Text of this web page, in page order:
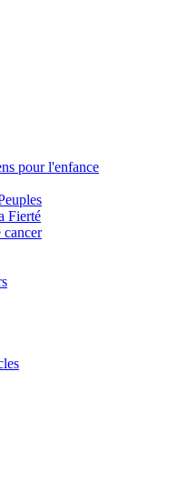
pour l'enfance
Fierté